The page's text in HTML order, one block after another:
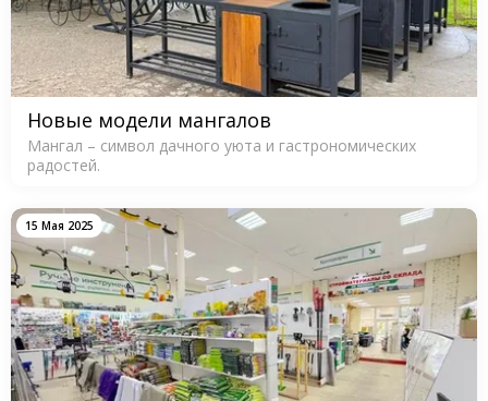
Новые модели мангалов
Мангал – символ дачного уюта и гастрономических
радостей.
15 Мая 2025